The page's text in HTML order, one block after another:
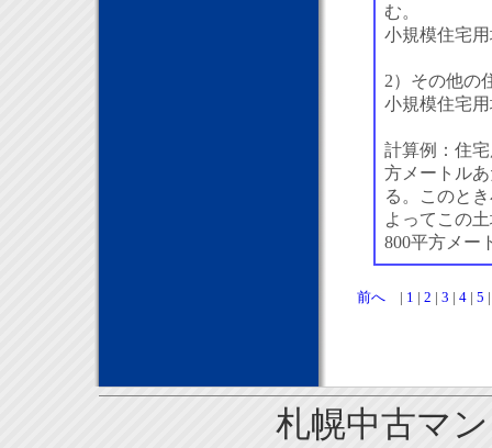
む。
小規模住宅
2）その他の
小規模住宅
計算例：住
方メートル
る。このと
よってこの
800平方メ
前へ| 1 | 2 | 3 | 4| 5
札幌中古マ